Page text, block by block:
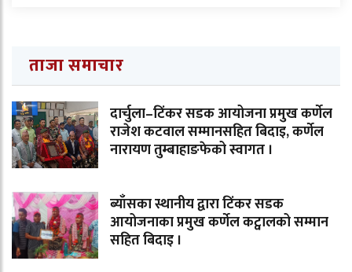
ताजा समाचार
दार्चुला–टिंकर सडक आयोजना प्रमुख कर्णेल
राजेश कटवाल सम्मानसहित बिदाइ, कर्णेल
नारायण तुम्बाहाङफेको स्वागत ।
ब्याँसका स्थानीय द्वारा टिंकर सडक
आयोजनाका प्रमुख कर्णेल कट्वालको सम्मान
सहित बिदाइ ।